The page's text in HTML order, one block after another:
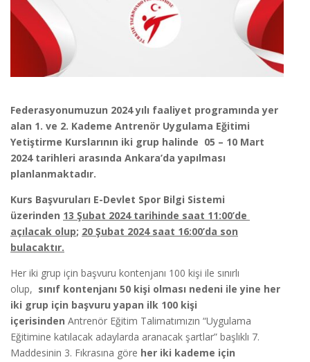
Federasyonumuzun 2024 yılı faaliyet programında yer
alan 1. ve 2. Kademe Antrenör Uygulama Eğitimi
Yetiştirme Kurslarının iki grup halinde 05 – 10 Mart
2024 tarihleri arasında Ankara’da yapılması
planlanmaktadır.
Kurs Başvuruları E-Devlet Spor Bilgi Sistemi
üzerinden 13 Şubat 2024 tarihinde saat 11:00’de
açılacak olup; 20 Şubat 2024 saat 16:00’da son
bulacaktır.
Her iki grup için başvuru kontenjanı 100 kişi ile sınırlı
olup, sınıf kontenjanı 50 kişi olması nedeni ile yine her
iki grup için başvuru yapan ilk 100 kişi
içerisinden Antrenör Eğitim Talimatımızın “Uygulama
Eğitimine katılacak adaylarda aranacak şartlar” başlıklı 7.
Maddesinin 3. Fıkrasına göre her iki kademe için